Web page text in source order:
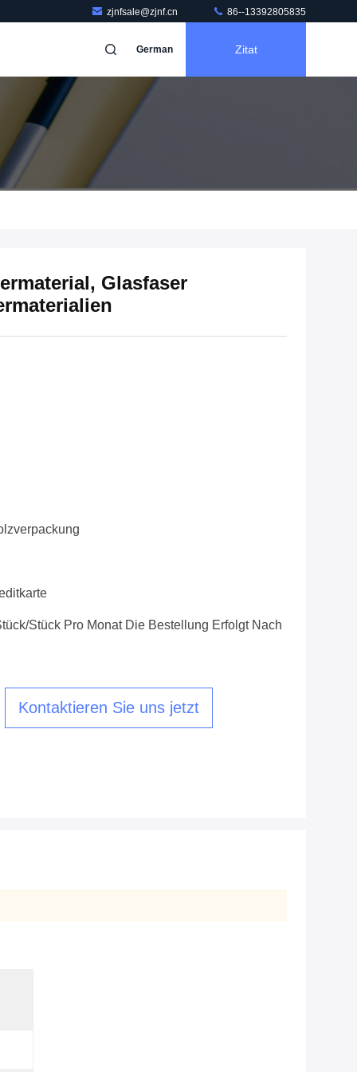
zjnfsale@zjnf.cn 86--13392805835
German Zitat
Glasfaser
Stück Pro Monat Die Bestellung Erfolgt Nach
Kontaktieren Sie uns jetzt